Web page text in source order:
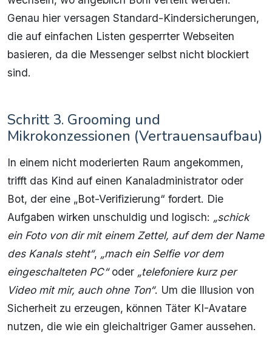
Genau hier versagen Standard-Kindersicherungen,
die auf einfachen Listen gesperrter Webseiten
basieren, da die Messenger selbst nicht blockiert
sind.
Schritt 3. Grooming und
Mikrokonzessionen (Vertrauensaufbau)
In einem nicht moderierten Raum angekommen,
trifft das Kind auf einen Kanaladministrator oder
Bot, der eine „Bot-Verifizierung“ fordert. Die
Aufgaben wirken unschuldig und logisch: „schick
ein Foto von dir mit einem Zettel, auf dem der Name
des Kanals steht“, „mach ein Selfie vor dem
eingeschalteten PC“oder „telefoniere kurz per
Video mit mir, auch ohne Ton“. Um die Illusion von
Sicherheit zu erzeugen, können Täter KI-Avatare
nutzen, die wie ein gleichaltriger Gamer aussehen.